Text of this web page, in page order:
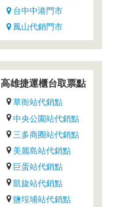
台中中港門市
鳳山代銷門市
高雄捷運櫃台取票點
草衙站代銷點
中央公園站代銷點
三多商圈站代銷點
美麗島站代銷點
巨蛋站代銷點
凱旋站代銷點
鹽埕埔站代銷點